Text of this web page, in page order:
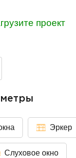
проект
Эркер
Слуховое окно